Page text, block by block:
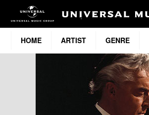
HOME ARTIST GENRE